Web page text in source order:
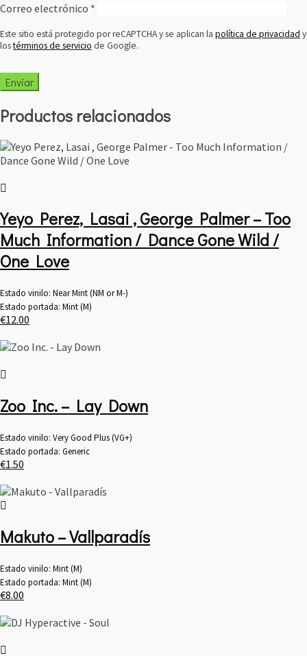
Correo electrónico *
Este sitio está protegido por reCAPTCHA y se aplican la política de privacidad y
lostérminos de servicio de Google.
Productos relacionados
Yeyo Perez, Lasai , George Palmer – Too
Much Information / Dance Gone Wild /
One Love
Estado vinilo: Near Mint (NM or M-)
Estado portada: Mint (M)
€12.00
Zoo Inc. – Lay Down
Estado vinilo: Very Good Plus (VG+)
Estado portada: Generic
€1.50
Makuto – Vallparadís
Estado vinilo: Mint (M)
Estado portada: Mint (M)
€8.00